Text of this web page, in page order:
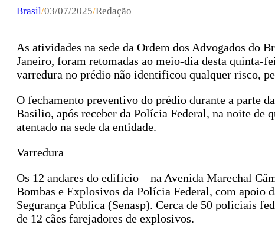
Brasil/03/07/2025/Redação
As atividades na sede da Ordem dos Advogados do
Janeiro, foram retomadas ao meio-dia desta quinta-
varredura no prédio não identificou qualquer risco,
O fechamento preventivo do prédio durante a parte
Basilio, após receber da Polícia Federal, na noite de
atentado na sede da entidade.
Varredura
Os 12 andares do edifício – na Avenida Marechal
Bombas e Explosivos da Polícia Federal, com
Segurança Pública (Senasp). Cerca de 50 policiais
de 12 cães farejadores de explosivos.